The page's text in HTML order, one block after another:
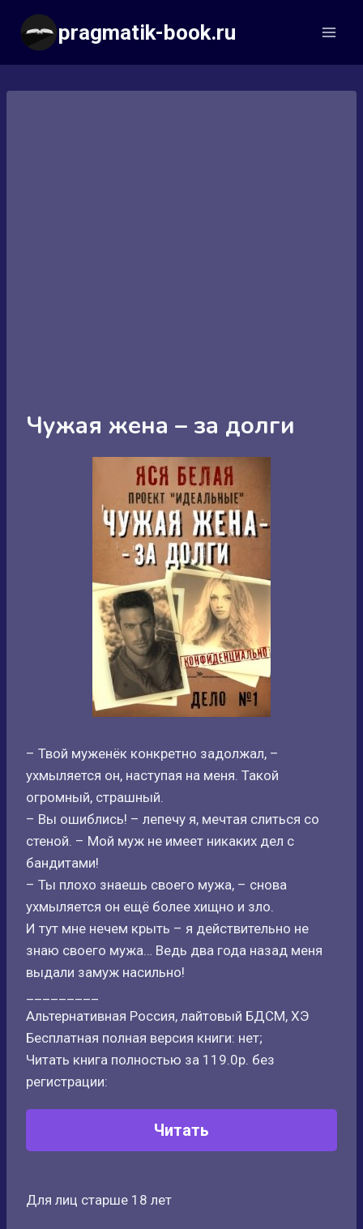
Перейти
содержимому
pragmatik-book.ru
Чужая жена – за долги
– Твой муженёк конкретно задолжал, –
ухмыляется он, наступая на меня. Такой
огромный, страшный.
– Вы ошиблись! – лепечу я, мечтая слиться со
стеной. – Мой муж не имеет никаких дел с
бандитами!
– Ты плохо знаешь своего мужа, – снова
ухмыляется он ещё более хищно и зло.
И тут мне нечем крыть – я действительно не
знаю своего мужа… Ведь два года назад меня
выдали замуж насильно!
Альтернативная Россия, лайтовый БДСМ, ХЭ
Бесплатная полная версия книги: нет;
Читать книга полностью за 119.0р. без
регистрации:
Читать
Для лиц старше 18 лет